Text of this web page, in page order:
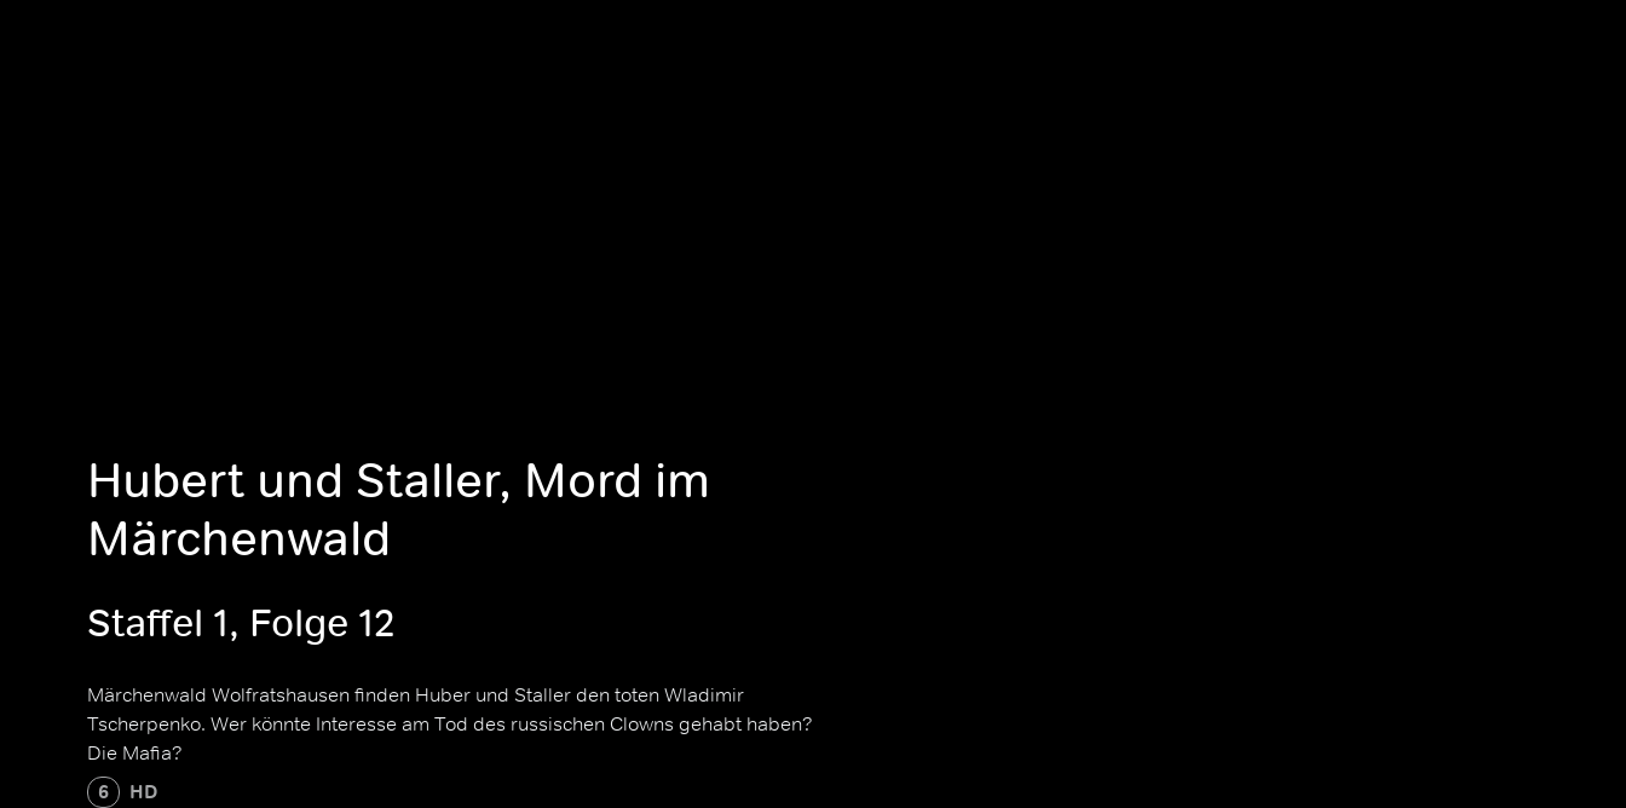
Hubert und Staller, Mord im
Märchenwald
Staffel 1, Folge 12
Märchenwald Wolfratshausen finden Huber und Staller den toten Wladimir
Tscherpenko. Wer könnte Interesse am Tod des russischen Clowns gehabt haben?
Die Mafia?
6 HD